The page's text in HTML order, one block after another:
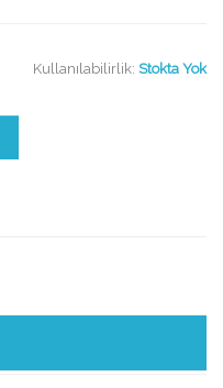
Kullanılabilirlik: Stokta Yok